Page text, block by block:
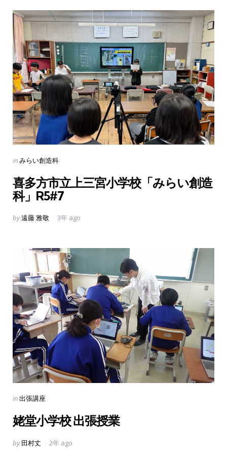
Categories
Posted
inみらい創造科
喜多方市立上三宮小学校「みらい創造
科」R5#7
Posted
by遠藤 雅敬 3年 ago
Categories
Posted
in出張講座
姥堂小学校 出張授業
Posted
by 田村丈 2年 ago